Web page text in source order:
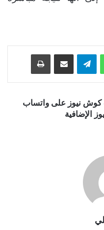
واتساب تيلقرام
كوش نيوز على واتساب
الإضافية